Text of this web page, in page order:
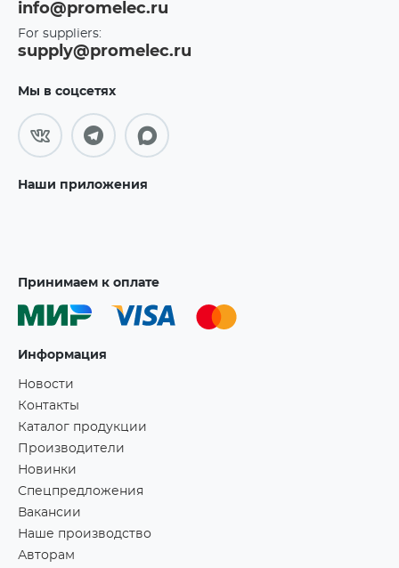
info@promelec.ru
For suppliers:
supply@promelec.ru
Мы в соцсетях
Наши приложения
Принимаем к оплате
Информация
Новости
Контакты
Каталог продукции
Производители
Новинки
Спецпредложения
Вакансии
Наше производство
Авторам